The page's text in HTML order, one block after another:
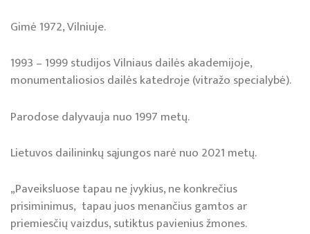
Gimė 1972, Vilniuje.
1993 – 1999 studijos Vilniaus dailės akademijoje,
monumentaliosios dailės katedroje (vitražo specialybė).
Parodose dalyvauja nuo 1997 metų.
Lietuvos dailininkų sąjungos narė nuo 2021 metų.
„Paveiksluose tapau ne įvykius, ne konkrečius
prisiminimus, tapau juos menančius gamtos ar
priemiesčių vaizdus, sutiktus pavienius žmones.